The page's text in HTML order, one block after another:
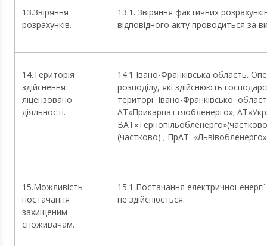
13.Звіряння
розрахунків.
13.1. Звіряння фактичних
відповідного акту проводиться за
14.Територія
здійснення
ліцензованої
діяльності.
14.1 Івано-Франківська область.
розподілу, які здійснюють
території Івано-Франківської
АТ«Прикарпаттяобленерго»;
(частково) ; ПрАТ
15.Можливість
постачання
захищеним
споживачам.
15.1 Постачання електричної
не здійснюється.